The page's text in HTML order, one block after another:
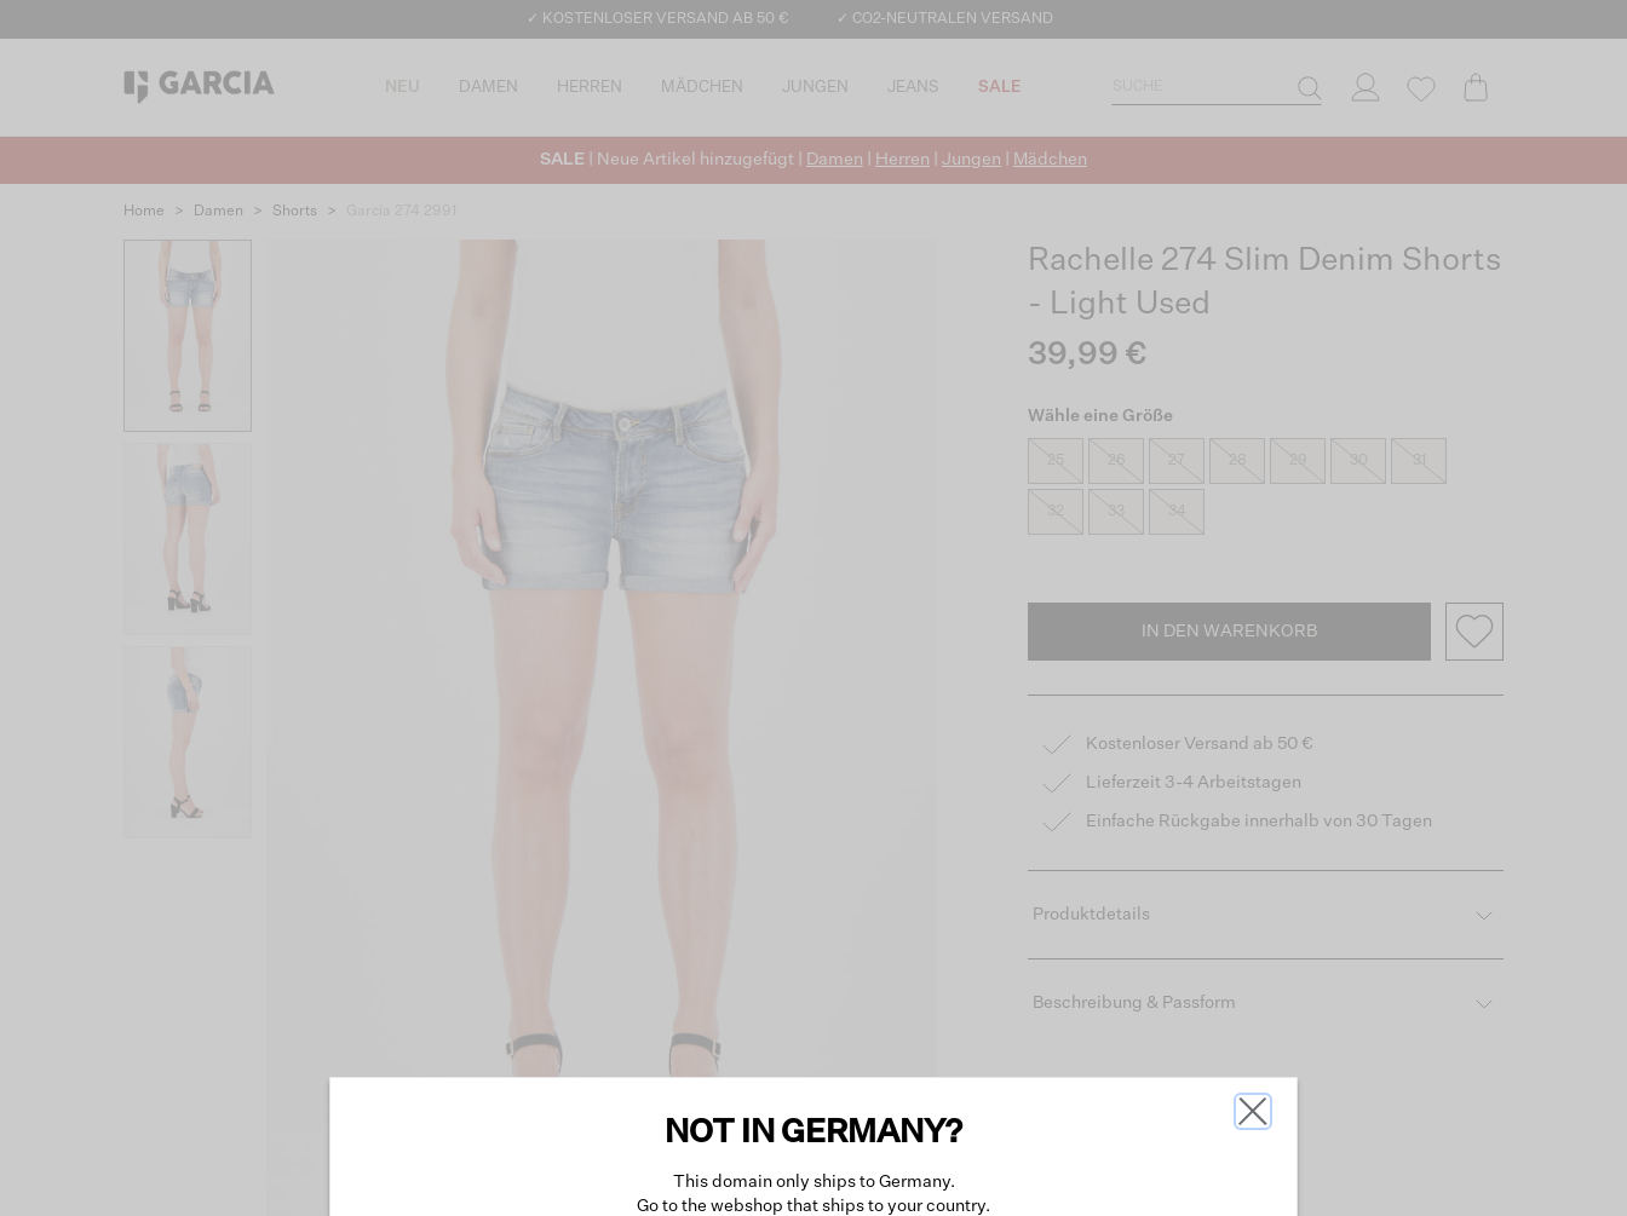
✓ KOSTENLOSER VERSAND AB 50 € ✓ CO2-NEUTRALEN VERSAND
NEU DAMEN HERREN MÄDCHEN JUNGEN JEANS SALE
SALE | Neue Artikel hinzugefügt | Damen Herren Jungen Mädchen
Home > Damen > Shorts >
Rachelle 274 Slim Denim Shorts
- Light Used
39,99 €
Wähle eine Größe
25 26 27 28 29 30 31
32 33 34
IN DEN WARENKORB
Kostenloser Versand ab 50 €
Lieferzeit 3-4 Arbeitstagen
Einfache Rückgabe innerhalb von 30 Tagen
Produktdetails
Beschreibung & Passform
NOT IN GERMANY?
This domain only ships to Germany.
Go to the webshop that ships to your country.